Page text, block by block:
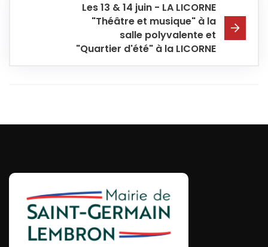
Les 13 & 14 juin - LA LICORNE
"Théâtre et musique" à la
salle polyvalente et
"Quartier d'été" à la LICORNE